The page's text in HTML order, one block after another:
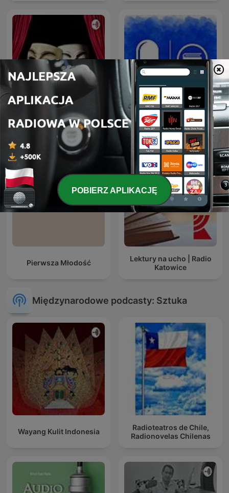
Радиотеатр
(Radiotheater)
Аудіокниги українською
(Студія Калідор та інші)
Pierwsza Młodość
Lektury na ucho | Radio
Katowice
Międzynarodowe podcasty: Sztuka
Wayang Kulit Indonesia
Radioteatros de Chile,
Radionovelas Chilenas
POBIERZ APLIKACJĘ